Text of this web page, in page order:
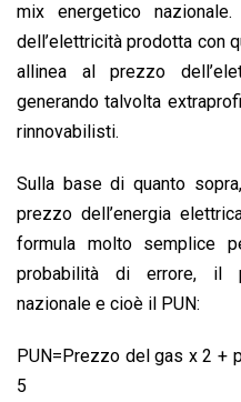
mix energetico
dell’elettricità prodotta con
allinea al prezzo
generando talvolta
rinnovabilisti.
Sulla base di quanto
prezzo dell’energia
formula molto semplice
probabilità di errore, il
nazionale e cioè il PUN:
PUN=Prezzo del gas x 2 +
5